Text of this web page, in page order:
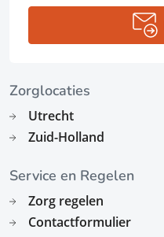
Zorglocaties
Utrecht
Zuid-Holland
Service en Regelen
Zorg regelen
Contactformulier